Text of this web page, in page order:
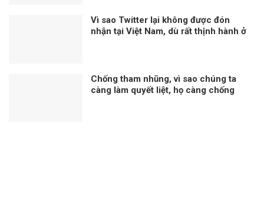
Vì sao Twitter lại không được đón
nhận tại Việt Nam, dù rất thịnh hành ở
Chống tham nhũng, vì sao chúng ta
càng làm quyết liệt, họ càng chống